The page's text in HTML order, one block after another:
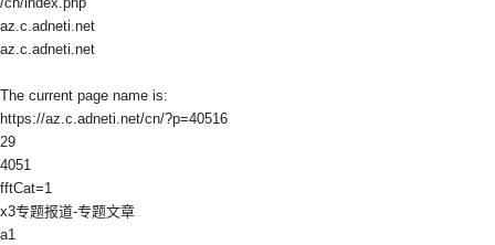
az.c.adneti.net
az.c.adneti.net
The current page name is:
https://az.c.adneti.net/cn/?p=40516
29
4051
fftCat=1
x3专题报道-专题文章
a1